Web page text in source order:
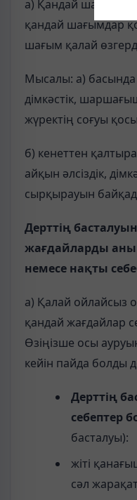
а) Қандай
қандай шағымдар
шағым қалай
Мысалы: а) басында
дімкәстік,
жүректің соғуы
б) кенеттен
айқын әлсіздік,
сырқырауын
Дерттің
жағдайларды
немесе нақты
а) Қалай ойлайсыз
қандай жағдайлар
Өзіңізше осы
кейін пайда болды
Дерттің
себептер
басталуы):
жіті
сәл